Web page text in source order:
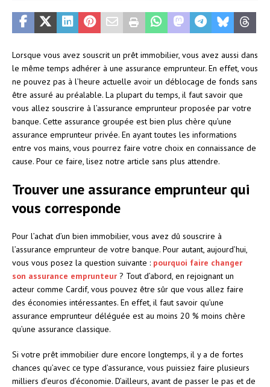
Lorsque vous avez souscrit un prêt immobilier, vous avez aussi dans
le même temps adhérer à une assurance emprunteur. En effet, vous
ne pouvez pas à l’heure actuelle avoir un déblocage de fonds sans
être assuré au préalable. La plupart du temps, il faut savoir que
vous allez souscrire à l’assurance emprunteur proposée par votre
banque. Cette assurance groupée est bien plus chère qu’une
assurance emprunteur privée. En ayant toutes les informations
entre vos mains, vous pourrez faire votre choix en connaissance de
cause. Pour ce faire, lisez notre article sans plus attendre.
Trouver une assurance emprunteur qui
vous corresponde
Pour l’achat d’un bien immobilier, vous avez dû souscrire à
l’assurance emprunteur de votre banque. Pour autant, aujourd’hui,
vous vous posez la question suivante : pourquoi faire changer
son assurance emprunteur ? Tout d’abord, en rejoignant un
acteur comme Cardif, vous pouvez être sûr que vous allez faire
des économies intéressantes. En effet, il faut savoir qu’une
assurance emprunteur déléguée est au moins 20 % moins chère
qu’une assurance classique.
Si votre prêt immobilier dure encore longtemps, il y a de fortes
chances qu’avec ce type d’assurance, vous puissiez faire plusieurs
milliers d’euros d’économie. D’ailleurs, avant de passer le pas et de